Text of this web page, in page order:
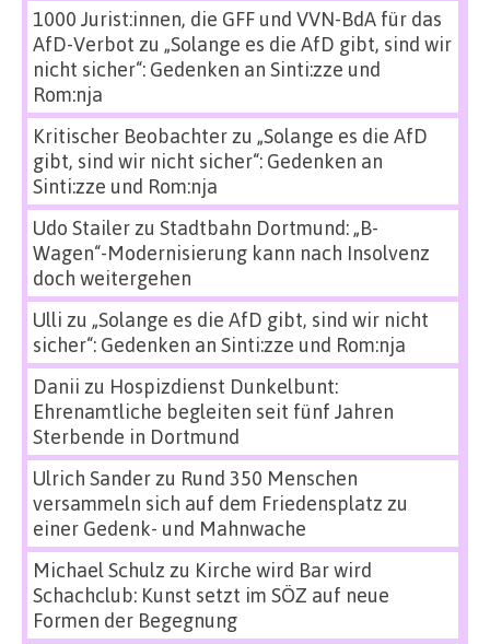
1000 Jurist:innen, die GFF und VVN-BdA für das
AfD-Verbot zu „Solange es die AfD gibt, sind wir
nicht sicher“: Gedenken an Sinti:zze und
Rom:nja
Kritischer Beobachterzu „Solange es die AfD
gibt, sind wir nicht sicher“: Gedenken an
Sinti:zze und Rom:nja
Udo Stailerzu Stadtbahn Dortmund: „B-
Wagen“-Modernisierung kann nach Insolvenz
doch weitergehen
Ulli zu „Solange es die AfD gibt, sind wir nicht
sicher“: Gedenken an Sinti:zze und Rom:nja
Danii zu Hospizdienst Dunkelbunt:
Ehrenamtliche begleiten seit fünf Jahren
Sterbende in Dortmund
Ulrich Sanderzu Rund 350 Menschen
versammeln sich auf dem Friedensplatz zu
einer Gedenk- und Mahnwache
Michael Schulz zu Kirche wird Bar wird
Schachclub: Kunst setzt im SÖZ auf neue
Formen der Begegnung